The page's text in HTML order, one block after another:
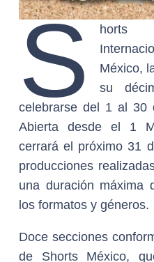
S
horts
México,
su
celebrarse del 1 al 30
Abierta desde el 1
cerrará el próximo 31
producciones
una duración máxima
los formatos y géneros.
Doce secciones
de Shorts México,